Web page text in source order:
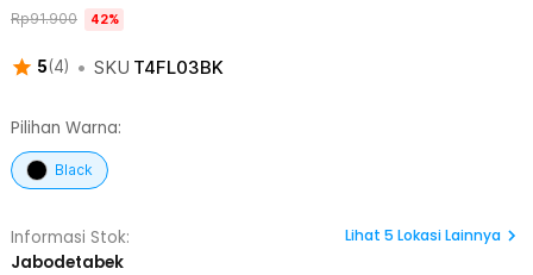
5(4) • SKU T4FL03BK
Rp91.900 42%
Pilihan Warna:
Black
Informasi Stok:
Jabodetabek
Lihat 5 Lokasi Lainnya